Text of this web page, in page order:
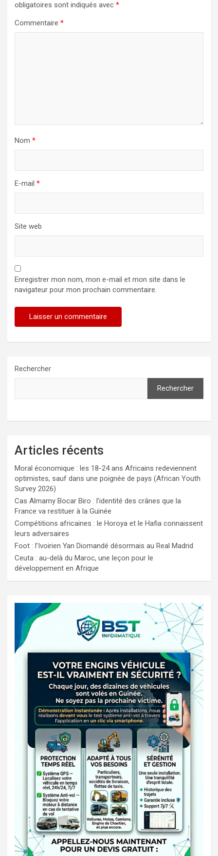
obligatoires sont indiqués avec *
Commentaire *
Nom *
E-mail *
Site web
Enregistrer mon nom, mon e-mail et mon site dans le
navigateur pour mon prochain commentaire.
Rechercher
Rechercher
Articles récents
Moral économique : les 18-24 ans Africains redeviennent
optimistes, sauf dans une poignée de pays (African Youth
Survey 2026)
Cas Almamy Bocar Biro : l’identité des crânes que la
France va restituer à la Guinée
Compétitions africaines : le Horoya et le Hafia connaissent
leurs adversaires
Foot : l’Ivoirien Yan Diomandé désormais au Real Madrid
Ceuta : au-delà du Maroc, une leçon pour le
développement en Afrique